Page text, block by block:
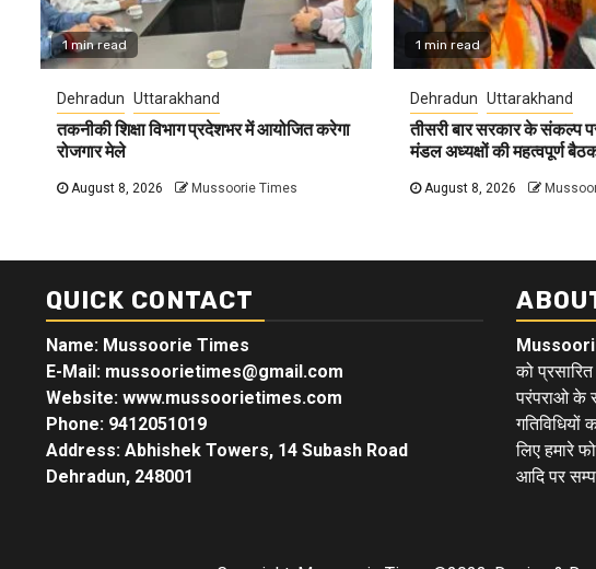
1 min read
Dehradun Uttarakhand
तकनीकी शिक्षा विभाग प्रदेशभर में आयोजित करेगा
रोजगार मेले
August 8, 2026 Mussoorie Times
1 min read
Dehradun Uttarakhand
तीसरी बार सरकार के संकल्प
मंडल अध्यक्षों की महत्वपूर्ण
August 8, 2026
QUICK CONTACT
Name: Mussoorie Times
E-Mail: mussoorietimes@gmail.com
Website: www.mussoorietimes.com
Phone: 9412051019
Address: Abhishek Towers, 14 Subash Road
Dehradun, 248001
को
परंपराओ के
गतिविधियों
लिए हमारे
आदि पर